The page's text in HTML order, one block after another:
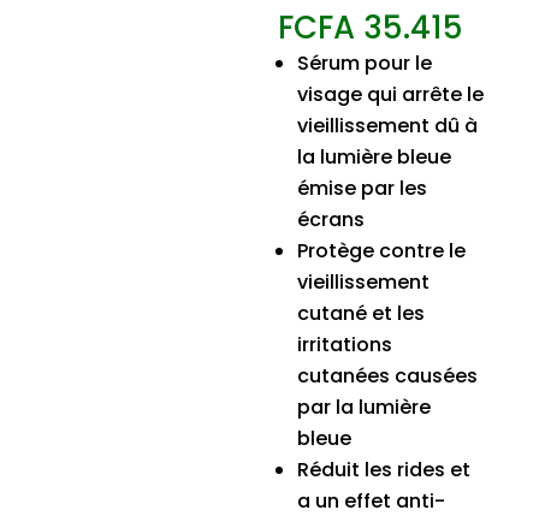
FCFA 35.415
Sérum pour le
visage qui arrête le
vieillissement dû à
la lumière bleue
émise par les
écrans
Protège contre le
vieillissement
cutané et les
irritations
cutanées causées
par la lumière
bleue
Réduit les rides et
a un effet anti-